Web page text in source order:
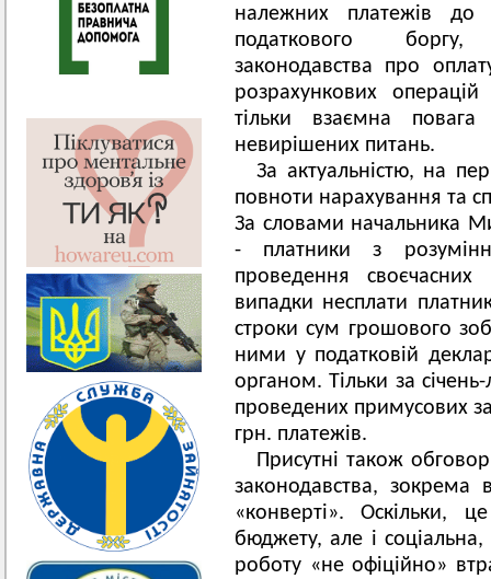
належних платежів до
податкового
законодавства про
розрахункових
тільки взаємна
невирішених питань.
За актуальністю, на
повноти нарахування та
За словами начальника
- платники з
проведення
випадки несплати
строки сум грошового
ними у податковій
органом. Тільки за
проведених примусових
грн. платежів.
Присутні також
законодавства, зокрема
«конверті». Оскільки,
бюджету, але і
роботу «не офіційно»